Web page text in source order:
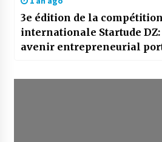
3e édition de la
internationale Startude
avenir entrepreneurial